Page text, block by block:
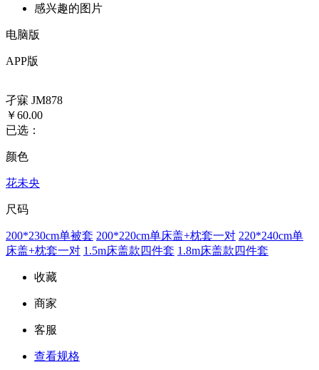
感兴趣的图片
电脑版
APP版
孑寐 JM878
￥60.00
已选：
颜色
花未央
尺码
200*230cm单被套 200*220cm单床盖+枕套一对 220*240cm单
床盖+枕套一对 1.5m床盖款四件套 1.8m床盖款四件套
收藏
商家
客服
查看规格